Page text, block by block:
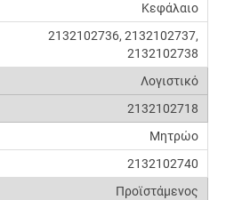
Κεφάλαιο
2132102736, 2132102737,
2132102738
Λογιστικό
2132102718
Μητρώο
2132102740
Προϊστάμενος